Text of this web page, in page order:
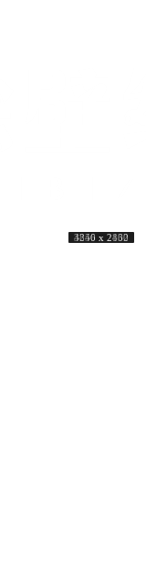
3840 x 2160
3840 x 1600
5120 x 3200
3840 x 2160
4751 x 3147
3840 x 2160
3840 x 2160
3840 x 2160
3840 x 2400
4256 x 2832